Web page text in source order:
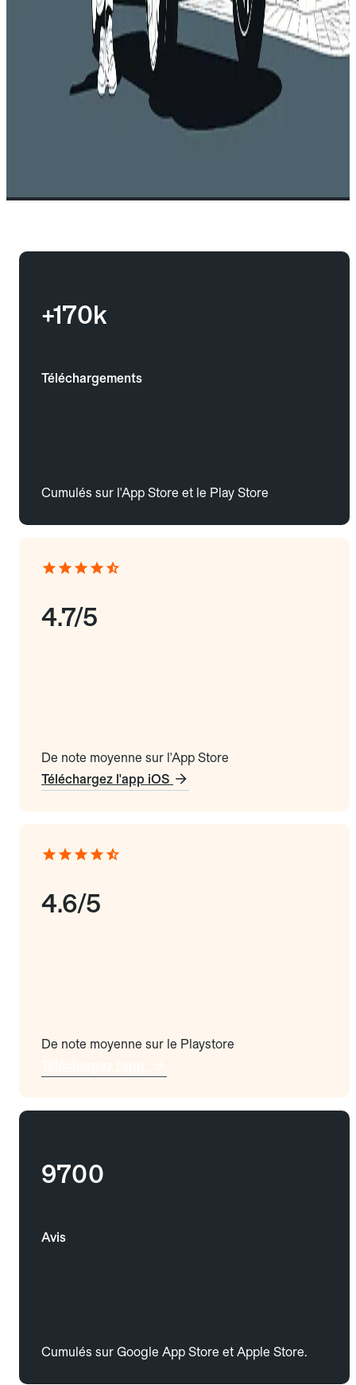
+170k
Téléchargements
Cumulés sur l'App Store et le Play Store
4.7/5
De note moyenne sur l'App Store
Téléchargez l'app iOS
4.6/5
De note moyenne sur le Playstore
9700
Avis
Cumulés sur Google App Store et Apple Store.